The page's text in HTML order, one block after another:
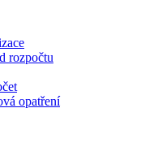
rozpočtu
opatření